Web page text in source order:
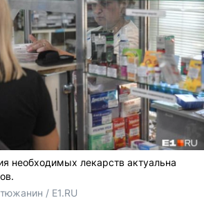
необходимых лекарств актуальна
/ E1.RU